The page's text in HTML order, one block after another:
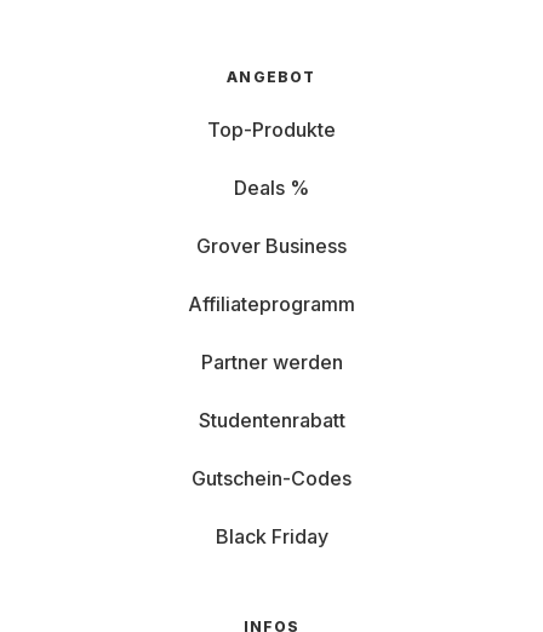
ANGEBOT
Top-Produkte
Deals %
Grover Business
Affiliateprogramm
Partner werden
Studentenrabatt
Gutschein-Codes
Black Friday
INFOS